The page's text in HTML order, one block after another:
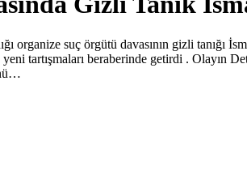
organize suç örgütü davasının gizli
yeni tartışmaları beraberinde getirdi .